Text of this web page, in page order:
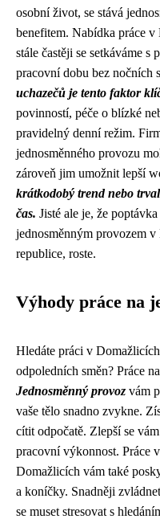
osobní život, se stává
benefitem. Nabídka práce
stále častěji se setkáváme
pracovní dobu bez nočních
uchazečů je tento faktor
povinností, péče o blízké
pravidelný denní režim.
jednosměnného provozu
zároveň jim umožnit lepší
krátkodobý trend nebo
čas. Jisté ale je, že
jednosměnným provozem
republice, roste.
Výhody práce na
Hledáte práci v
odpoledních směn? Práce
Jednosměnný provoz vám
vaše tělo snadno zvykne.
cítit odpočatě. Zlepší se
pracovní výkonnost. Práce
Domažlicích vám také
a koníčky. Snadněji
se muset stresovat s